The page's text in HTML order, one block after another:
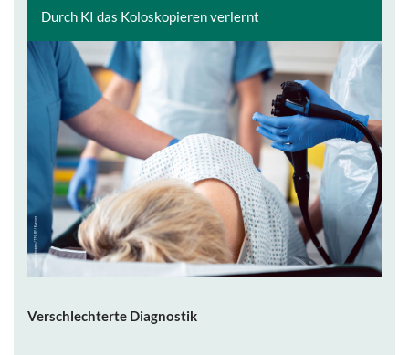
Durch KI das Koloskopieren verlernt
Verschlechterte Diagnostik